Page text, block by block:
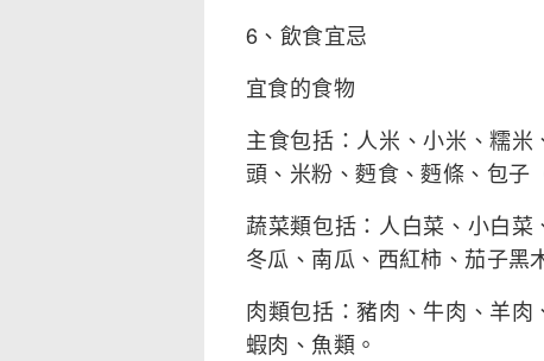
6、飲食宜忌
宜食的食物
主食包括：人米、小米、糯
頭、米粉、麪食、麪條、包子
蔬菜類包括：人白菜、小白菜
冬瓜、南瓜、西紅柿、茄子黑
肉類包括：豬肉、牛肉、羊肉
蝦肉、魚類。